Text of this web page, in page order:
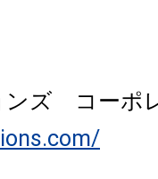
ズ コーポ